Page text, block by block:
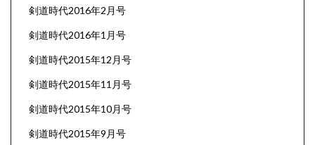
剣道時代2016年2月号
剣道時代2016年1月号
剣道時代2015年12月号
剣道時代2015年11月号
剣道時代2015年10月号
剣道時代2015年9月号